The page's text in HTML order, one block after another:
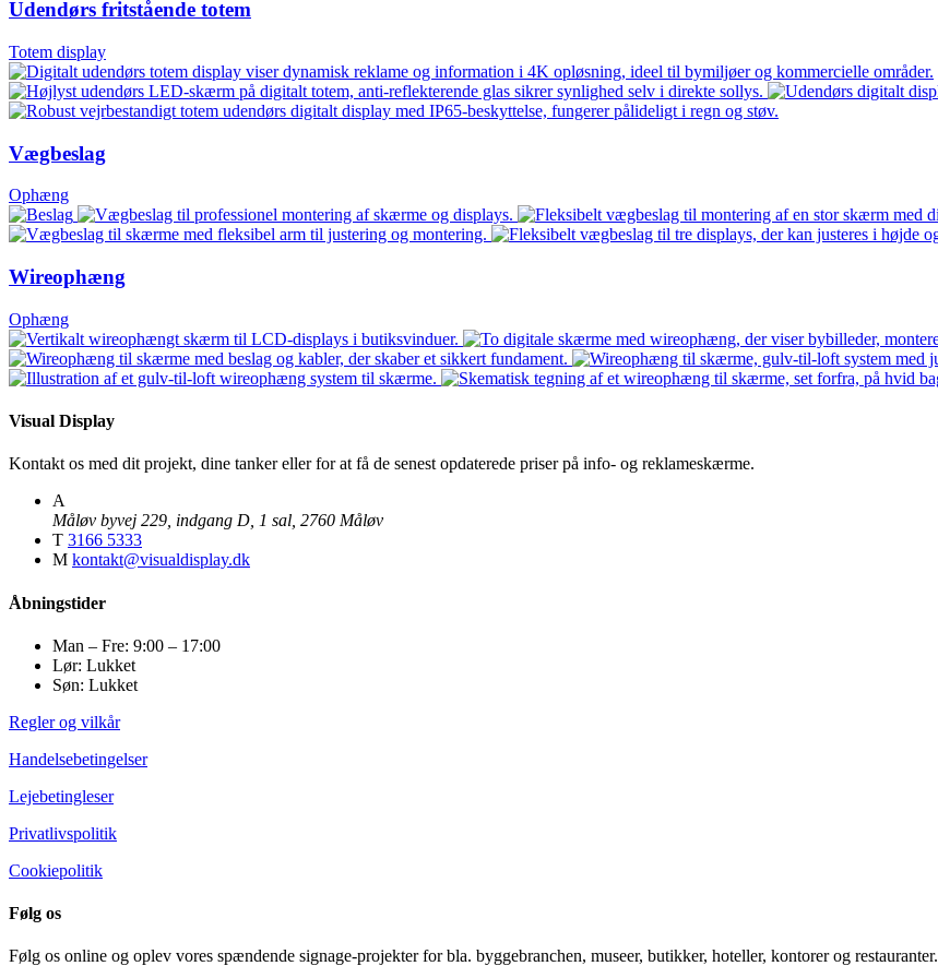
Udendørs fritstående totem
Totem display
Vægbeslag
Ophæng
Wireophæng
Ophæng
Visual Display
Kontakt os med dit projekt, dine tanker eller for at få de senest opdaterede priser på info- og reklameskærme.
A
Måløv byvej 229, indgang D, 1 sal, 2760 Måløv
T 3166 5333
M kontakt@visualdisplay.dk
Åbningstider
Man – Fre: 9:00 – 17:00
Lør: Lukket
Søn: Lukket
Regler og vilkår
Handelsebetingelser
Lejebetingleser
Privatlivspolitik
Cookiepolitik
Følg os
Følg os online og oplev vores spændende signage-projekter for bla. byggebranchen, museer, butikker, hoteller, kontorer og restauranter.